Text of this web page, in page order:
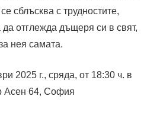
сблъсква с трудностите,
отглежда дъщеря си в свят,
нея самата.
2025 г., сряда, от 18:30 ч. в
Асен 64, София